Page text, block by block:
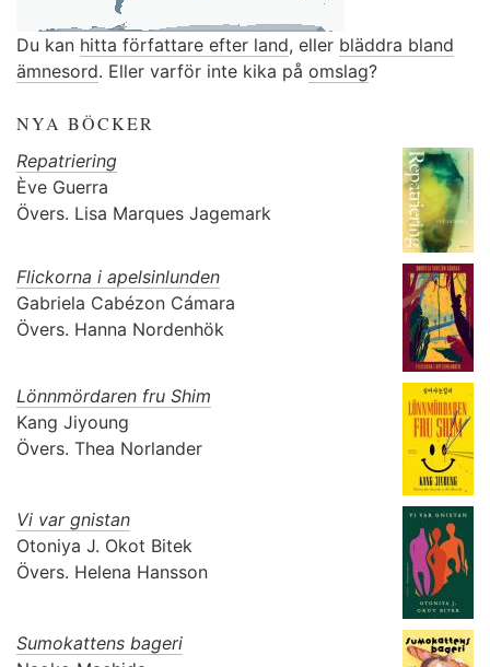
Du kan hitta författare efter land, eller bläddra bland
ämnesord. Eller varför inte kika på omslag?
NYA BÖCKER
Repatriering
Ève Guerra
Övers. Lisa Marques Jagemark
Flickorna i apelsinlunden
Gabriela Cabézon Cámara
Övers. Hanna Nordenhök
Lönnmördaren fru Shim
Kang Jiyoung
Övers. Thea Norlander
Vi var gnistan
Otoniya J. Okot Bitek
Övers. Helena Hansson
Sumokattens bageri